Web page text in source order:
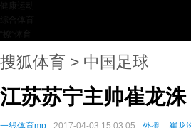
健康运动
搜狐体育 > 中国足球
江苏苏宁主帅崔龙
一线体育mp 2017-04-03 15:03:05 外援 崔龙